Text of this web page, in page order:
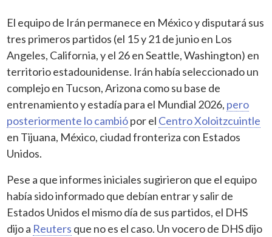
El equipo de Irán permanece en México y disputará sus
tres primeros partidos (el 15 y 21 de junio en Los
Angeles, California, y el 26 en Seattle, Washington) en
territorio estadounidense. Irán había seleccionado un
complejo en Tucson, Arizona como su base de
entrenamiento y estadía para el Mundial 2026, pero
posteriormente lo cambiópor el Centro Xoloitzcuintle
en Tijuana, México, ciudad fronteriza con Estados
Unidos.
Pese a que informes iniciales sugirieron que el equipo
había sido informado que debían entrar y salir de
Estados Unidos el mismo día de sus partidos, el DHS
dijo a Reuters que no es el caso. Un vocero de DHS dijo